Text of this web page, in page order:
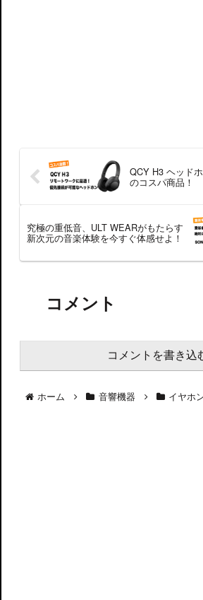
QCY H3 ヘッド
のコスパ商品！
究極の重低音、ULT WEARがもたらす
新次元の音楽体験を今すぐ体感せよ！
コメント
コメントを書き込
ホーム 音響機器 イヤホ